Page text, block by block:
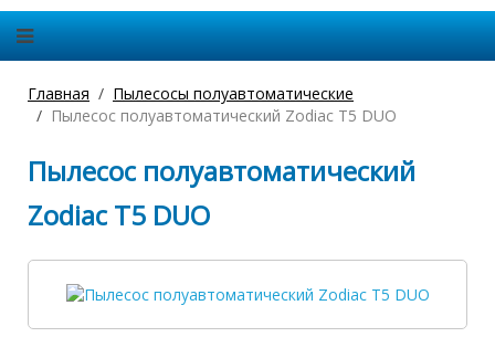
Главная
Пылесосы полуавтоматические
Пылесос полуавтоматический Zodiac T5 DUO
Пылесос полуавтоматический
Zodiac T5 DUO